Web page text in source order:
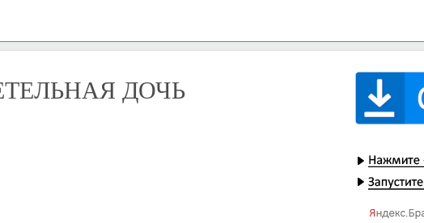
ДОЧЬ